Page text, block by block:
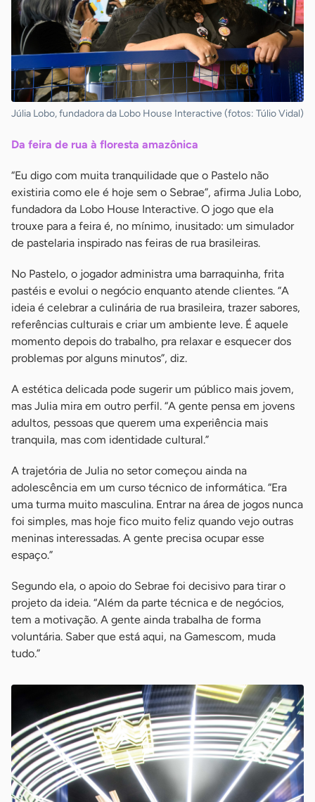
Júlia Lobo, fundadora da Lobo House Interactive (fotos: Túlio Vidal)
Da feira de rua à floresta amazônica
“Eu digo com muita tranquilidade que o Pastelo não
existiria como ele é hoje sem o Sebrae”, afirma Julia Lobo,
fundadora da Lobo House Interactive. O jogo que ela
trouxe para a feira é, no mínimo, inusitado: um simulador
de pastelaria inspirado nas feiras de rua brasileiras.
No Pastelo, o jogador administra uma barraquinha, frita
pastéis e evolui o negócio enquanto atende clientes. “A
ideia é celebrar a culinária de rua brasileira, trazer sabores,
referências culturais e criar um ambiente leve. É aquele
momento depois do trabalho, pra relaxar e esquecer dos
problemas por alguns minutos”, diz.
A estética delicada pode sugerir um público mais jovem,
mas Julia mira em outro perfil. “A gente pensa em jovens
adultos, pessoas que querem uma experiência mais
tranquila, mas com identidade cultural.”
A trajetória de Julia no setor começou ainda na
adolescência em um curso técnico de informática. “Era
uma turma muito masculina. Entrar na área de jogos nunca
foi simples, mas hoje fico muito feliz quando vejo outras
meninas interessadas. A gente precisa ocupar esse
espaço.”
Segundo ela, o apoio do Sebrae foi decisivo para tirar o
projeto da ideia. “Além da parte técnica e de negócios,
tem a motivação. A gente ainda trabalha de forma
voluntária. Saber que está aqui, na Gamescom, muda
tudo.”